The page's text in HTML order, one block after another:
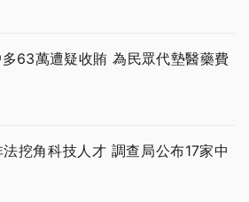
63萬遭疑收賄 為民眾代墊醫藥費
挖角科技人才 調查局公布17家中